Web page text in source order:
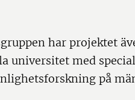
har projektet
universitet med
på